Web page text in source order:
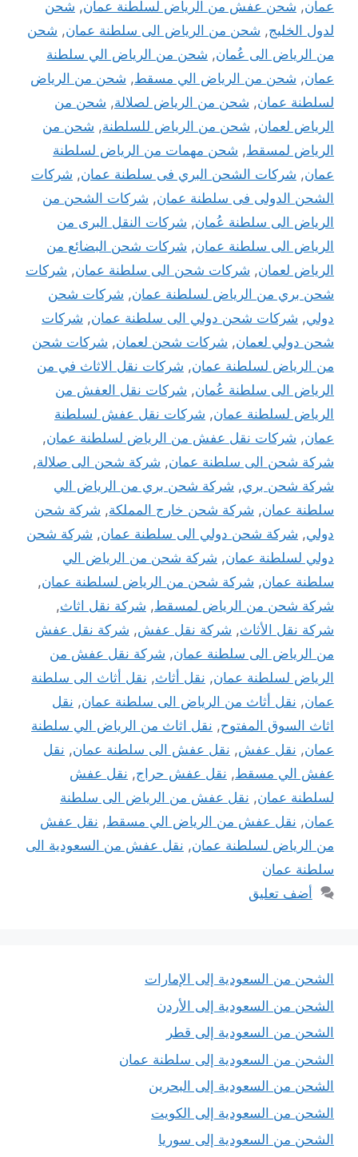
عمان, شحن عفش من الرياض لسلطنة عمان, شحن
لدول الخليج, شحن من الرياض الى سلطنة عمان, شحن
من الرياض الى عُمان, شحن من الرياض الي سلطنة
عمان, شحن من الرياض الي مسقط, شحن من الرياض
لسلطنة عمان, شحن من الرياض لصلالة, شحن من
الرياض لعمان, شحن من الرياض للسلطنة, شحن من
الرياض لمسقط, شحن مهمات من الرياض لسلطنة
عمان, شركات الشحن البري فى سلطنة عمان, شركات
الشحن الدولى فى سلطنة عمان, شركات الشحن من
الرياض الى سلطنة عُمان, شركات النقل البرى من
الرياض الى سلطنة عمان, شركات شحن البضائع من
الرياض لعمان, شركات شحن الى سلطنة عمان, شركات
شحن بري من الرياض لسلطنة عمان, شركات شحن
دولي, شركات شحن دولي الى سلطنة عمان, شركات
شحن دولي لعمان, شركات شحن لعمان, شركات شحن
من الرياض لسلطنة عمان, شركات نقل الاثاث في من
الرياض الى سلطنة عُمان, شركات نقل العفش من
الرياض لسلطنة عمان, شركات نقل عفش لسلطنة
عمان, شركات نقل عفش من الرياض لسلطنة عمان,
شركة شحن الى سلطنة عمان, شركة شحن الى صلالة,
شركة شحن بري, شركة شحن بري من الرياض الي
سلطنة عمان, شركة شحن خارج المملكة, شركة شحن
دولي, شركة شحن دولي الى سلطنة عمان, شركة شحن
دولي لسلطنة عمان, شركة شحن من الرياض الي
سلطنة عمان, شركة شحن من الرياض لسلطنة عمان,
شركة شحن من الرياض لمسقط, شركة نقل اثاث,
شركة نقل الأثاث, شركة نقل عفش, شركة نقل عفش
من الرياض الى سلطنة عمان, شركة نقل عفش من
الرياض لسلطنة عمان, نقل أثاث, نقل أثاث الى سلطنة
عمان, نقل أثاث من الرياض الى سلطنة عمان, نقل
اثاث السوق المفتوح, نقل اثاث من الرياض الي سلطنة
عمان, نقل عفش, نقل عفش الى سلطنة عمان, نقل
عفش الي مسقط, نقل عفش حراج, نقل عفش
لسلطنة عمان, نقل عفش من الرياض الى سلطنة
عمان, نقل عفش من الرياض الي مسقط, نقل عفش
من الرياض لسلطنة عمان, نقل عفش من السعودية الى
سلطنة عمان
أضف تعليق
الشحن من السعودية إلى الإمارات
الشحن من السعودية إلى الأردن
الشحن من السعودية إلى قطر
الشحن من السعودية إلى سلطنة عمان
الشحن من السعودية إلى البحرين
الشحن من السعودية إلى الكويت
الشحن من السعودية إلى سوريا